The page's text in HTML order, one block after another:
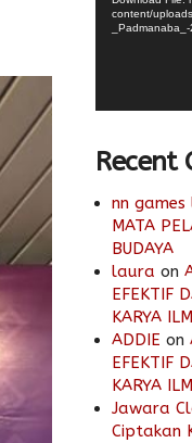
content/
Recent
nn games
MATA
BUDAYA
laura on
EFEKTIF
KARYA
ADDIE on
EFEKTIF
KARYA
Jawara
Ciptakan